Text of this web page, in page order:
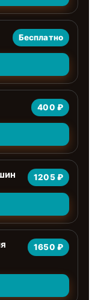
Бесплатно
400 ₽
1205 ₽
1650 ₽